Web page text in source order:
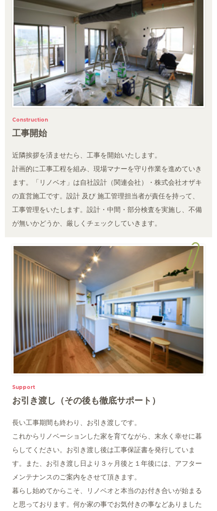
Construction
工事開始
近隣挨拶を済ませたら、工事を開始いたします。
計画的に工事工程を組み、現場マナーを守り作業を進めていき
ます。「リノベオ」は自社設計（関連会社）・株式会社オザキ
の直営施工です。設計 及び 施工管理担当者が責任を持って、
工事管理をいたします。設計・中間・部分検査を実施し、不備
が無いかどうか、厳しくチェックしていきます。
Support
お引き渡し（その後も徹底サポート）
長い工事期間も終わり、お引き渡しです。
これからリノベーションした家を育てながら、末永く幸せに暮
らしてください。お引き渡し後は工事保証書を発行していま
す。また、お引き渡し日より３ヶ月後と１年後には、アフター
メンテナンスのご案内をさせて頂きます。
暮らし始めてからこそ、リノベオと本当のお付き合いが始まる
と思っております。何か家の事でお気付きの事などありました